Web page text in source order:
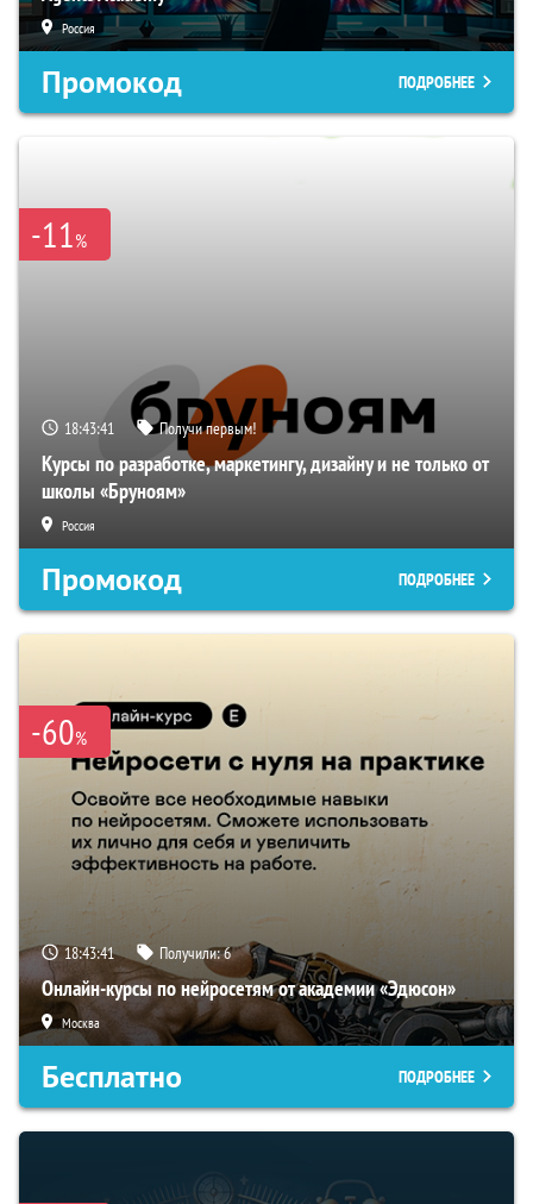
Россия
Промокод ПОДРОБНЕЕ
-11%
18:43:40 Получи первым!
Курсы по разработке, маркетингу, дизайну и не только от
школы «Бруноям»
Россия
Промокод ПОДРОБНЕЕ
-60%
18:43:40 Получили:6
Онлайн-курсы по нейросетям от академии «Эдюсон»
Москва
Бесплатно ПОДРОБНЕЕ